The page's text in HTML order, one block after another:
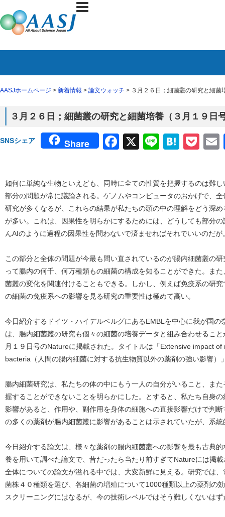
AASJホームページ > 新着情報 > 論文ウォッチ > ３月２６日；細菌叢の研究と細
３月２６日；細菌叢の研究と細菌培養（３月１９日
SNSシェア Share Facebook
X Line
如何に単純な生物といえども、同時に全ての性質を把握するのは難
部分の問題が常に議論される。ゲノムやコンピュータのおかげで、
研究が多くなるが、これらの結果が私たちの頭の中の理解をどう深
が多い。これは、因果性を明らかにするためには、どうしても部分
んAIのように過程の因果性を問わないで済ませればそれでいいのだが
この部分と全体の問題が今最も問い直されているのが腸内細菌叢の
って腸内の何千、何万種類もの細菌の構成を知ることができた。ま
菌叢の変化を関連付けることもできる。しかし、例えば免疫系の研
の細菌の免疫系への影響を見る研究の重要性は極めて高い。
今日紹介するドイツ・ハイデルベルグにあるEMBLを中心に我が国の
は、腸内細菌叢の研究も個々の細菌の培養データと組み合わせるこ
月１９日号のNatureに掲載された。タイトルは「Extensive impact
bacteria（人間の腸内細菌に対する抗生物質以外の薬剤の強い影響）
腸内細菌研究は、私たちの体の中にもう一人の自分がいること、ま
握することができないことを明らかにした。とすると、私たち自身
影響があると、作用や、副作用を身体の細胞への直接影響だけで判
の多くの薬剤が腸内細菌叢に影響があることは示されていたが、系
今日紹介する論文は、様々な薬剤の腸内細菌叢への影響を最も古典
養を用いて調べた論文で、昔だったら当たり前すぎてNatureには掲
全体についての論文が溢れる中では、大変新鮮に見える。研究では
菌株４０種類を選び、各細菌の増殖について1000種類以上の薬剤の
スクリーニングにはなるが、今の技術レベルではそう難しくないはず